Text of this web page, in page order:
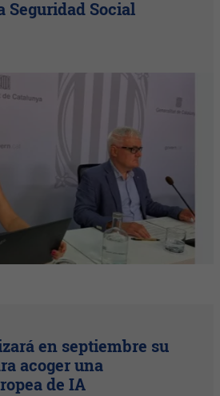
Seguridad Social
en septiembre su
acoger una
de IA